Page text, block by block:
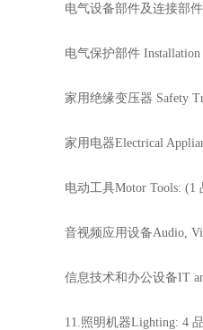
电气设备部件及连接部件
电气保护部件
家用绝缘变压器 Safety
家用电器Electrical
电动工具Motor Tools: (1
音视频应用设备Audio,
信息技术和办公设备IT
11.照明机器Lighting: 4